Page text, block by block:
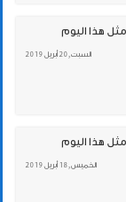
هذا اليوم
السبت , 20 أبريل 2019
هذا اليوم
الخميس , 18 أبريل 2019